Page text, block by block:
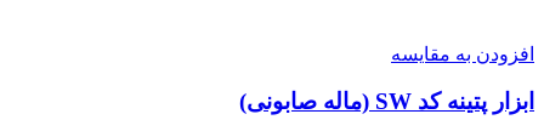
افزودن به مقایسه
ابزار پتینه کد SW (ماله صابونی)